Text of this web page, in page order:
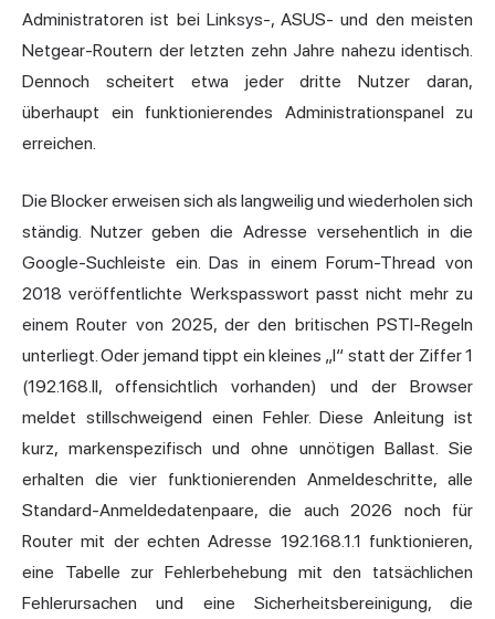
Administratoren ist bei Linksys-, ASUS- und den meisten
Netgear-Routern der letzten zehn Jahre nahezu identisch.
Dennoch scheitert etwa jeder dritte Nutzer daran,
überhaupt ein funktionierendes Administrationspanel zu
erreichen.
Die Blocker erweisen sich als langweilig und wiederholen sich
ständig. Nutzer geben die Adresse versehentlich in die
Google-Suchleiste ein. Das in einem Forum-Thread von
2018 veröffentlichte Werkspasswort passt nicht mehr zu
einem Router von 2025, der den britischen PSTI-Regeln
unterliegt. Oder jemand tippt ein kleines „l“ statt der Ziffer 1
(192.168.ll, offensichtlich vorhanden) und der Browser
meldet stillschweigend einen Fehler. Diese Anleitung ist
kurz, markenspezifisch und ohne unnötigen Ballast. Sie
erhalten die vier funktionierenden Anmeldeschritte, alle
Standard-Anmeldedatenpaare, die auch 2026 noch für
Router mit der echten Adresse 192.168.1.1 funktionieren,
eine Tabelle zur Fehlerbehebung mit den tatsächlichen
Fehlerursachen und eine Sicherheitsbereinigung, die